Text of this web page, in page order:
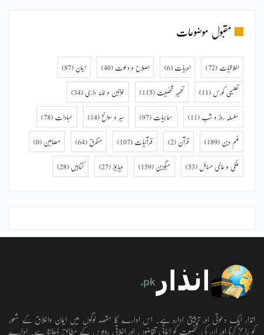
مقبول موضوعات
اخلاقیات (72) ادبیات (6) اصلاح و دعوت (40) ایمان (87)
تعلیمی کورس (11) تعمیر شخصیت (115) خواتین و خانہ داری (34)
سلسلہ روز و شب (11) سماجیات (97) سیر و سوانح (14) عبادات (78)
فہم دین (189) قرآن (2) قرآنیات (107) متفرق (64) مضامین (0)
ملکی و عالمی مسائل (53) میگزین (159) ویڈیوز (27) کتابیں (28)
انذار ایک دعوتی اور تربیتی ادارہ ہے۔ اس ادارے کا مقصد لوگوں میں ایمان واخلاق کے شعور
کو راسخ کرنا اور ان کی شخصیت کو ایمانی تقاضوں اور اخلاقی رویو ں کے مطابق ڈھالنا ہے۔ ادارے